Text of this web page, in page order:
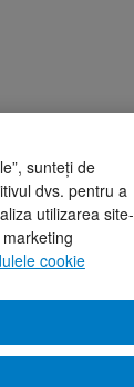
sunteți de
dvs. pentru a
utilizarea site-
cookie